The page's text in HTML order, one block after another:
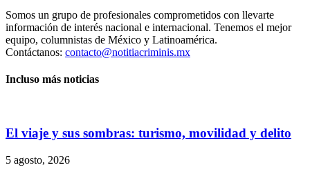
Somos un grupo de profesionales comprometidos con llevarte
información de interés nacional e internacional. Tenemos el mejor
equipo, columnistas de México y Latinoamérica.
Contáctanos: contacto@notitiacriminis.mx
Incluso más noticias
El viaje y sus sombras: turismo, movilidad y delito
5 agosto, 2026